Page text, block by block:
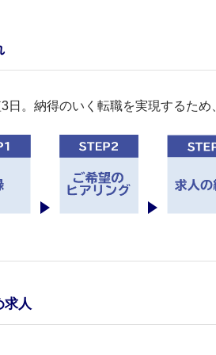
日。納得のいく転職を実現するた
求人